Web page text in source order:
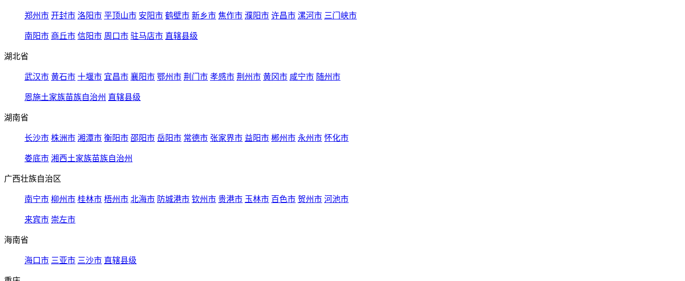
郑州市 开封市 洛阳市 平顶山市 安阳市 鹤壁市 新乡市 焦作市 濮阳市 许昌市 漯河市 三门峡市
南阳市 商丘市 信阳市 周口市 驻马店市 直辖县级
湖北省
武汉市 黄石市 十堰市 宜昌市 襄阳市 鄂州市 荆门市 孝感市 荆州市 黄冈市 咸宁市 随州市
恩施土家族苗族自治州 直辖县级
湖南省
长沙市 株洲市 湘潭市 衡阳市 邵阳市 岳阳市 常德市 张家界市 益阳市 郴州市 永州市 怀化市
娄底市 湘西土家族苗族自治州
广西壮族自治区
南宁市 柳州市 桂林市 梧州市 北海市 防城港市 钦州市 贵港市 玉林市 百色市 贺州市 河池市
来宾市 崇左市
海南省
海口市 三亚市 三沙市 直辖县级